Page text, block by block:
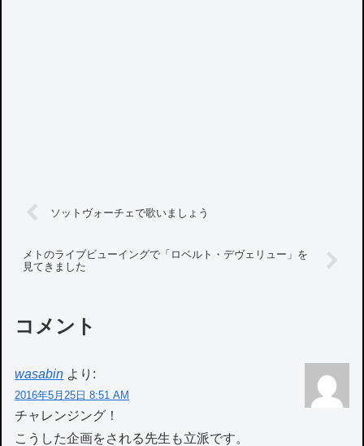
ソットヴォーチェで歌いましょう
メトのライブビューイングで「ロベルト・デヴェリュー」を
見てきました
コメント
wasabin より:
2016年5月25日 8:51 AM
チャレンジング！
こうした企画をされる先生も立派です。